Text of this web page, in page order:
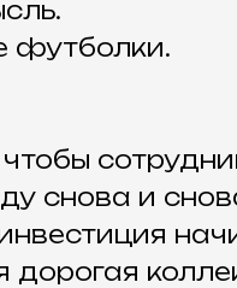
футболки.
чтобы
снова и
дорогая